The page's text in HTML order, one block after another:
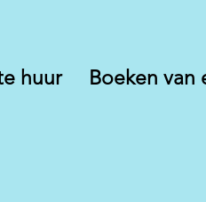
huur Boeken van